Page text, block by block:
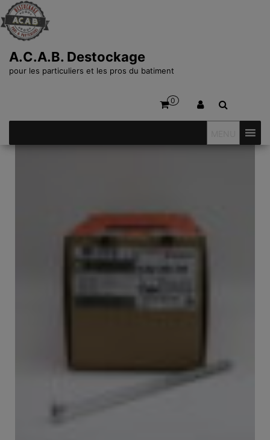
A.C.A.B. Destockage
pour les particuliers et les pros du batiment
0